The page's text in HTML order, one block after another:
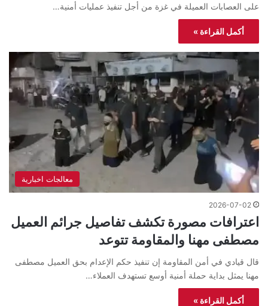
على العصابات العميلة في غزة من أجل تنفيذ عمليات أمنية…
أكمل القراءة »
معالجات اخبارية
2026-07-02
اعترافات مصورة تكشف تفاصيل جرائم العميل
مصطفى مهنا والمقاومة تتوعد
قال قيادي في أمن المقاومة إن تنفيذ حكم الإعدام بحق العميل مصطفى
مهنا يمثل بداية حملة أمنية أوسع تستهدف العملاء…
أكمل القراءة »